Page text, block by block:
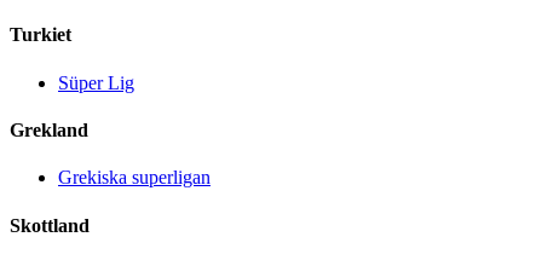
Turkiet
Süper Lig
Grekland
Grekiska superligan
Skottland